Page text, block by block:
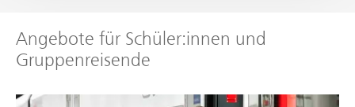
Angebote für Schüler:innen und
Gruppenreisende